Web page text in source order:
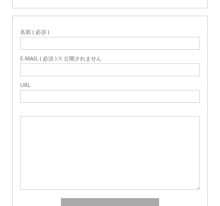
名前 ( 必須 )
E-MAIL ( 必須 ) ※ 公開されません
URL